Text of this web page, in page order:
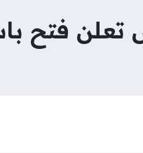
فتح